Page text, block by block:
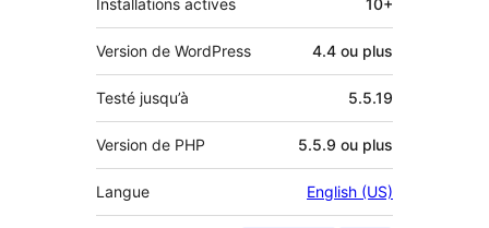
Installations actives 10+
Version de WordPress 4.4 ou plus
Testé jusqu’à 5.5.19
Version de PHP 5.5.9 ou plus
Langue English (US)